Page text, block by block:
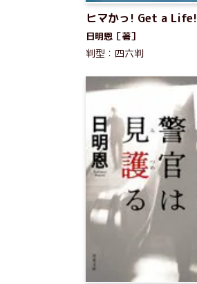
ヒマかっ! Get a Life!
日明恩［著］
判型：四六判